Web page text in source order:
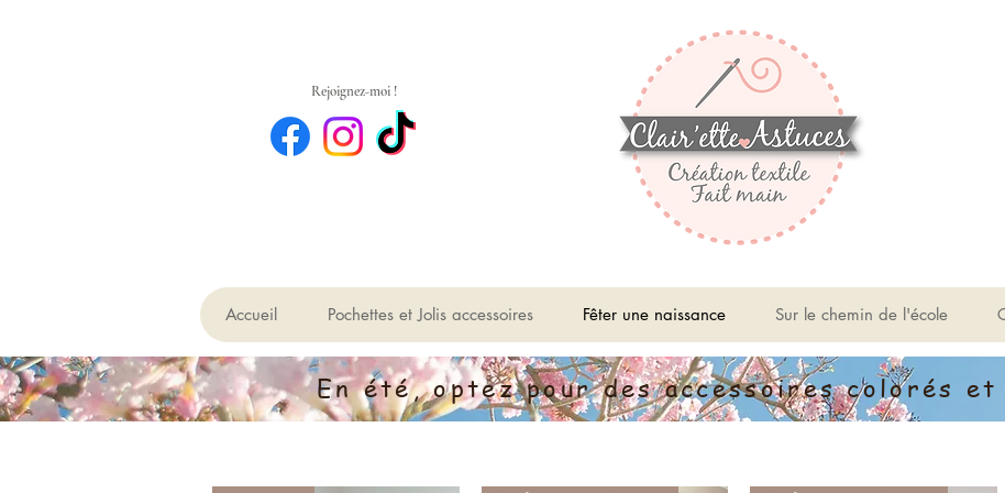
Rejoignez-moi !
Accueil Pochettes et Jolis accessoires Fêter une naissance Sur le chemin de l'école
En été, optez pour des accessoires colorés